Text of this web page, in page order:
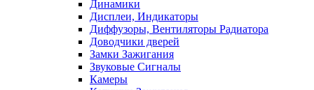
Динамики
Дисплеи, Индикаторы
Диффузоры, Вентиляторы Радиатора
Доводчики дверей
Замки Зажигания
Звуковые Сигналы
Камеры